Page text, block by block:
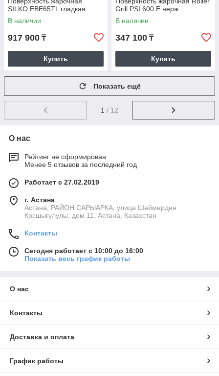
SILKO EBE65TL гладкая
В наличии
917 900 ₸
Купить
Grill PSI 600 E нерж
В наличии
347 100 ₸
Купить
Показать ещё
1 / 12
О нас
Рейтинг не сформирован
Менее 5 отзывов за последний год
Работает с 27.02.2019
г. Астана
Астана, РАЙОН САРЫАРКА, улица Шәймерден
Қосшығұлұлы, дом 11, Астана, Казахстан
Контакты
Сегодня работает с 10:00 до 16:00
Показать весь график работы
О нас
Контакты
Доставка и оплата
График работы